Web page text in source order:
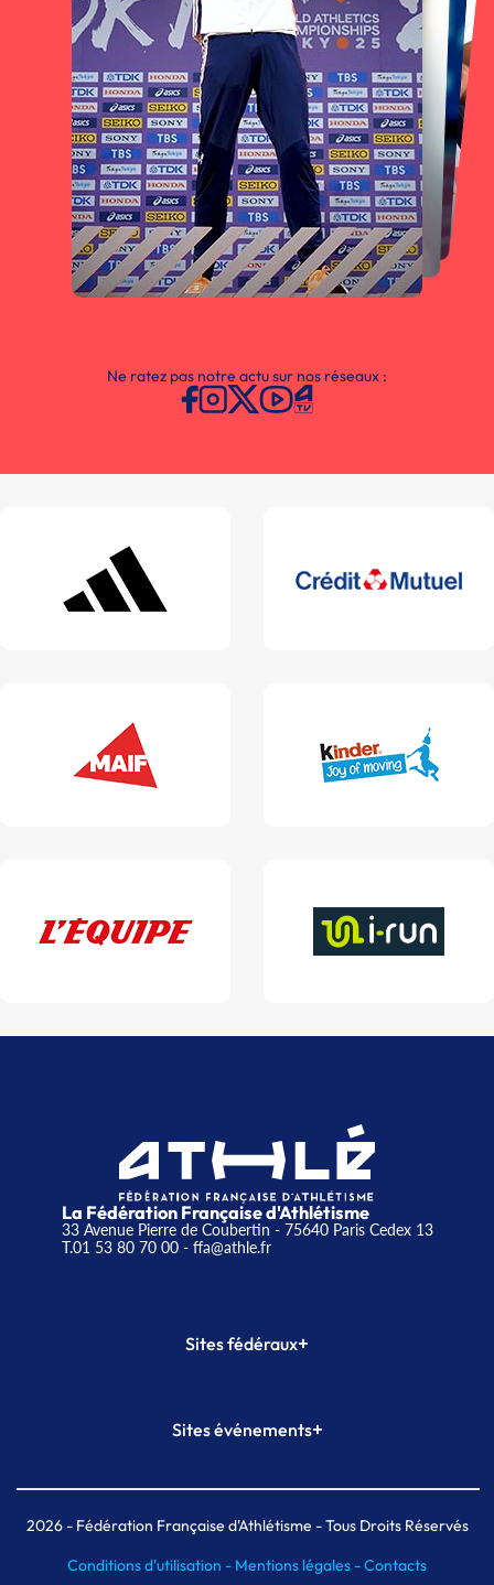
Ne ratez pas notre actu sur nos réseaux :
La Fédération Française d'Athlétisme
33 Avenue Pierre de Coubertin - 75640 Paris Cedex 13
T.01 53 80 70 00- ffa@athle.fr
Sites fédéraux+
Plateforme Formation
Sites événements+
Meeting de Paris indoor
MAIF Ekiden de Paris
2026- Fédération Française d'Athlétisme - Tous Droits Réservés
Conditions d'utilisation - Mentions légales -Contacts